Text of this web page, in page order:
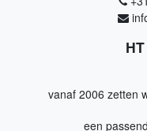
vanaf 2006 zetten
een